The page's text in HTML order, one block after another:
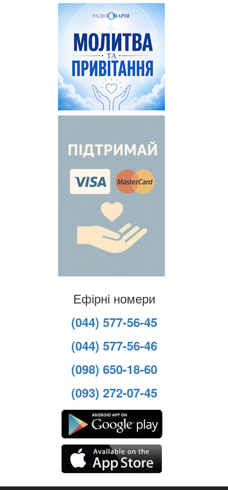
Ефірні номери
(044) 577-56-45
(044) 577-56-46
(098) 650-18-60
(093) 272-07-45